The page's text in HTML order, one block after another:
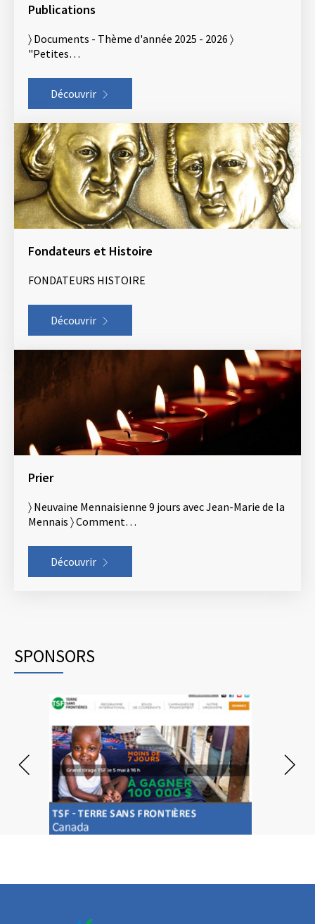
Publications
〉 Documents - Thème d'année 2025 - 2026 〉
"Petites…
Découvrir
Fondateurs et Histoire
FONDATEURS HISTOIRE
Découvrir
Prier
〉 Neuvaine Mennaisienne 9 jours avec Jean-Marie de la
Mennais 〉 Comment…
Découvrir
SPONSORS